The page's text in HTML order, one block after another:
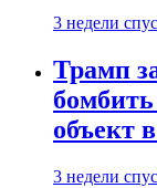
3 недели
Трамп
объект
3 недели